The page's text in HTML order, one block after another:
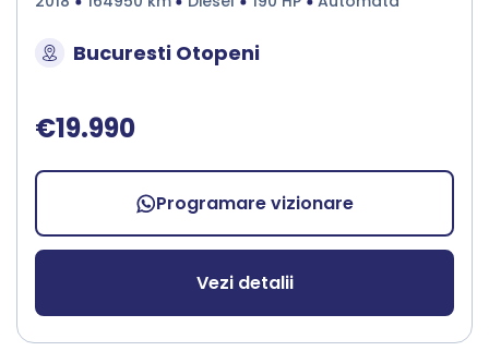
Bucuresti Otopeni
€19.990
Programare vizionare
Vezi detalii